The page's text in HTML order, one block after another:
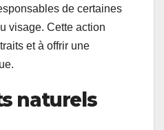
de certaines
visage. Cette action
et à offrir une
naturels